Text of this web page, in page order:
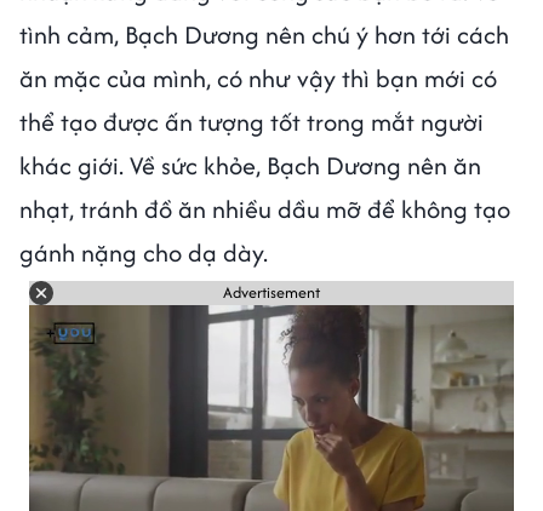
tình cảm, Bạch Dương nên chú ý hơn tới cách
ăn mặc của mình, có như vậy thì bạn mới có
thể tạo được ấn tượng tốt trong mắt người
khác giới. Về sức khỏe, Bạch Dương nên ăn
nhạt, tránh đồ ăn nhiều dầu mỡ để không tạo
gánh nặng cho dạ dày.
Advertisement